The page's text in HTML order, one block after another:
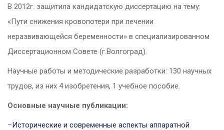
В 2012г. защитила кандидатскую диссертацию на тему:
«Пути снижения кровопотери при лечении
неразвивающейся беременности» в специализированном
Диссертационном Совете (г.Волгоград).
Научные работы и методические разработки: 130 научных
трудов, из них 4 изобретения, 1 учебное пособие.
Основные научные публикации:
–Исторические и современные аспекты аппаратной